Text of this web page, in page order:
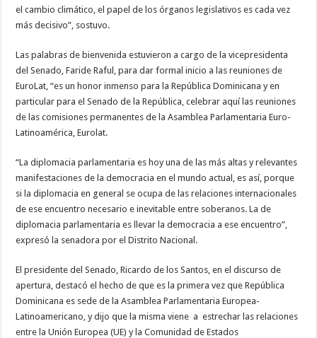
el cambio climático, el papel de los órganos legislativos es cada vez
más decisivo”, sostuvo.
Las palabras de bienvenida estuvieron a cargo de la vicepresidenta
del Senado, Faride Raful, para dar formal inicio a las reuniones de
EuroLat, “es un honor inmenso para la República Dominicana y en
particular para el Senado de la República, celebrar aquí las reuniones
de las comisiones permanentes de la Asamblea Parlamentaria Euro-
Latinoamérica, Eurolat.
“La diplomacia parlamentaria es hoy una de las más altas y relevantes
manifestaciones de la democracia en el mundo actual, es así, porque
si la diplomacia en general se ocupa de las relaciones internacionales
de ese encuentro necesario e inevitable entre soberanos. La de
diplomacia parlamentaria es llevar la democracia a ese encuentro”,
expresó la senadora por el Distrito Nacional.
El presidente del Senado, Ricardo de los Santos, en el discurso de
apertura, destacó el hecho de que es la primera vez que República
Dominicana es sede de la Asamblea Parlamentaria Europea-
Latinoamericano, y dijo que la misma viene a estrechar las relaciones
entre la Unión Europea (UE) y la Comunidad de Estados